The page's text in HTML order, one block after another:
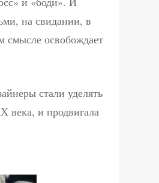
на свидании, в
смысле освобождает
стали уделять
века, и продвигала